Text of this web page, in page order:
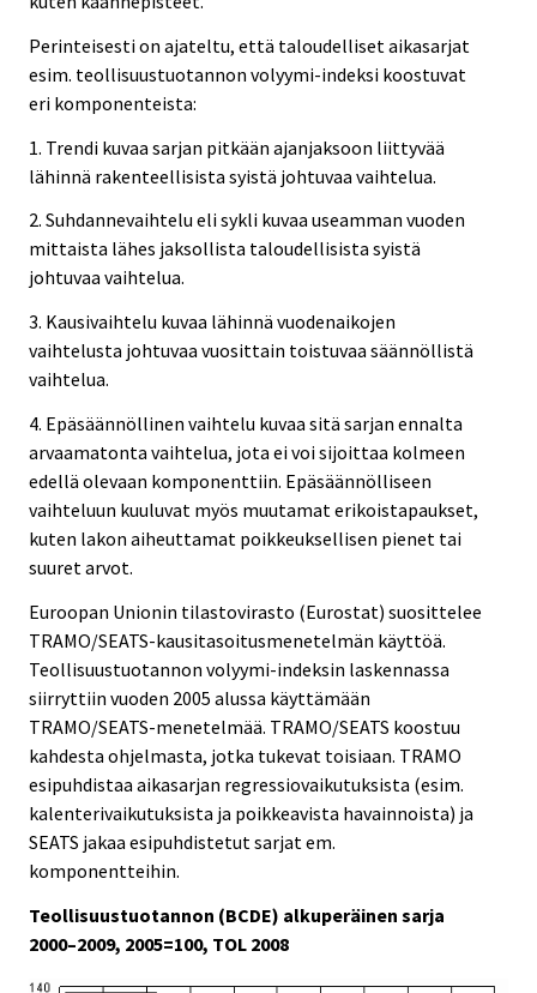
Perinteisesti on ajateltu, että taloudelliset aikasarjat
esim. teollisuustuotannon volyymi-indeksi koostuvat
eri komponenteista:
1. Trendi kuvaa sarjan pitkään ajanjaksoon liittyvää
lähinnä rakenteellisista syistä johtuvaa vaihtelua.
2. Suhdannevaihtelu eli sykli kuvaa useamman vuoden
mittaista lähes jaksollista taloudellisista syistä
johtuvaa vaihtelua.
3. Kausivaihtelu kuvaa lähinnä vuodenaikojen
vaihtelusta johtuvaa vuosittain toistuvaa säännöllistä
vaihtelua.
4. Epäsäännöllinen vaihtelu kuvaa sitä sarjan ennalta
arvaamatonta vaihtelua, jota ei voi sijoittaa kolmeen
edellä olevaan komponenttiin. Epäsäännölliseen
vaihteluun kuuluvat myös muutamat erikoistapaukset,
kuten lakon aiheuttamat poikkeuksellisen pienet tai
suuret arvot.
Euroopan Unionin tilastovirasto (Eurostat) suosittelee
TRAMO/SEATS-kausitasoitusmenetelmän käyttöä.
Teollisuustuotannon volyymi-indeksin laskennassa
siirryttiin vuoden 2005 alussa käyttämään
TRAMO/SEATS-menetelmää. TRAMO/SEATS koostuu
kahdesta ohjelmasta, jotka tukevat toisiaan. TRAMO
esipuhdistaa aikasarjan regressiovaikutuksista (esim.
kalenterivaikutuksista ja poikkeavista havainnoista) ja
SEATS jakaa esipuhdistetut sarjat em.
komponentteihin.
Teollisuustuotannon (BCDE) alkuperäinen sarja
2000–2009, 2005=100, TOL 2008